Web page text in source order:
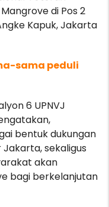
di Pos 2
Kapuk, Jakarta
sama peduli
6 UPNVJ
bentuk dukungan
sekaligus
akan
bagi berkelanjutan